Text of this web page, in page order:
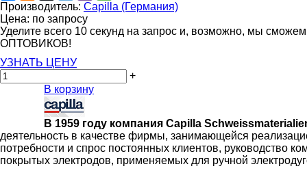
Производитель: Capilla (Германия)
Цена: по запросу
Уделите всего 10 секунд на запрос и, возможно, мы
ОПТОВИКОВ!
УЗНАТЬ ЦЕНУ
+
В корзину
В 1959 году компания Capilla
деятельность в качестве фирмы, занимающейся
потребности и спрос постоянных клиентов, руководство
покрытых электродов, применяемых для ручной